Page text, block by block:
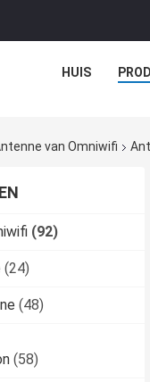
HUIS
van Omniwifi
(92)
(24)
(48)
(58)